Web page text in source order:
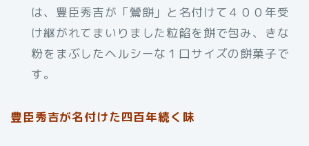
は、豊臣秀吉が「鶯餅」と名付けて４００年受
け継がれてまいりました粒餡を餅で包み、きな
粉をまぶしたヘルシーな１口サイズの餅菓子で
す。
豊臣秀吉が名付けた四百年続く味